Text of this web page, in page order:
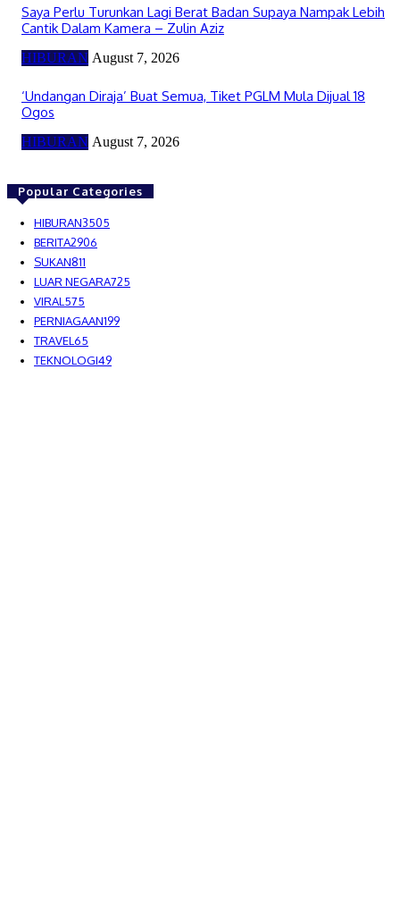
Saya Perlu Turunkan Lagi Berat Badan Supaya Nampak Lebih
Cantik Dalam Kamera – Zulin Aziz
HIBURAN August 7, 2026
‘Undangan Diraja’ Buat Semua, Tiket PGLM Mula Dijual 18
Ogos
HIBURAN August 7, 2026
Popular Categories
HIBURAN3505
BERITA2906
SUKAN811
LUAR NEGARA725
VIRAL 575
PERNIAGAAN199
TRAVEL 65
TEKNOLOGI49